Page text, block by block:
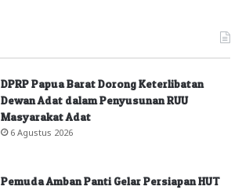
DPRP Papua Barat Dorong Keterlibatan
Dewan Adat dalam Penyusunan RUU
Masyarakat Adat
6 Agustus 2026
Pemuda Amban Panti Gelar Persiapan HUT